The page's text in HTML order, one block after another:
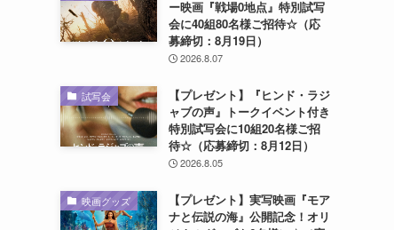
ー映画『戦場0地点』特別試写
会に40組80名様ご招待☆（応
募締切：8月19日）
2026.8.07
試写会
【プレゼント】『ヒンド・ラジ
ャブの声』トークイベント付き
特別試写会に10組20名様ご招
待☆（応募締切：8月12日）
2026.8.05
映画グッズ
【プレゼント】実写映画『モア
ナと伝説の海』公開記念！オリ